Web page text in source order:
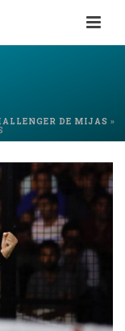
DE MIJAS »